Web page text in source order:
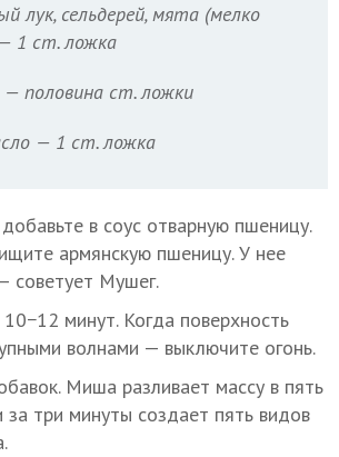
лук, сельдерей, мята (мелко
1 ст. ложка
— половина ст. ложки
— 1 ст. ложка
в соус отварную пшеницу.
армянскую пшеницу. У нее
советует Мушег.
минут. Когда поверхность
волнами — выключите огонь.
Миша разливает массу в пять
за три минуты создает пять видов